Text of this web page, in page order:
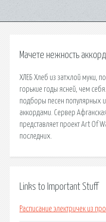
Мачете нежность
ХЛЕБ Хлеб из затхлой муки,
горькие годы ясней, чем
подборы песен популярных
аккордами. Сервер
представляет проект Art Of
последних.
Links to Important Stuff
Расписание электричек из